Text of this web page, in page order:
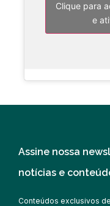
Clique para
e
Assine nossa
notícias e
Conteúdos exclusivos